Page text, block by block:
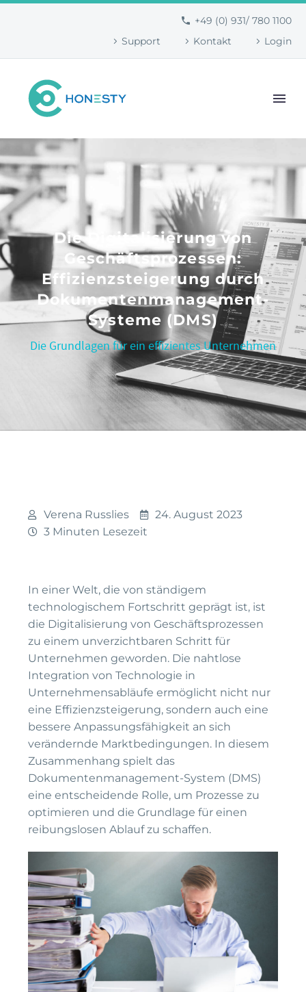
+49 (0) 931/ 780 1100
Support
Kontakt Login
Die Digitalisierung von
Geschäftsprozessen:
Effizienzsteigerung durch
Dokumentenmanagement-
Systeme (DMS)
Die Grundlagen für ein effizientes Unternehmen
Verena Russlies
24. August 2023
3 Minuten Lesezeit
In einer Welt, die von ständigem
technologischem Fortschritt geprägt ist, ist
die Digitalisierung von Geschäftsprozessen
zu einem unverzichtbaren Schritt für
Unternehmen geworden. Die nahtlose
Integration von Technologie in
Unternehmensabläufe ermöglicht nicht nur
eine Effizienzsteigerung, sondern auch eine
bessere Anpassungsfähigkeit an sich
verändernde Marktbedingungen. In diesem
Zusammenhang spielt das
Dokumentenmanagement-System (DMS)
eine entscheidende Rolle, um Prozesse zu
optimieren und die Grundlage für einen
reibungslosen Ablauf zu schaffen.